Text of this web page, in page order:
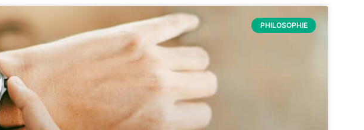
PHILOSOPHIE